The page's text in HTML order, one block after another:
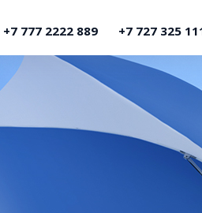
+7 777 2222 889 +7 727 325